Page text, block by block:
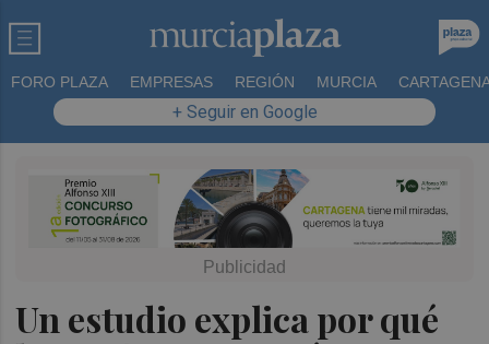
FORO PLAZA EMPRESAS REGIÓN MURCIA
+ Seguir en Google
Un estudio explica por qué